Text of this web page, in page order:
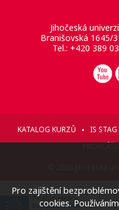
Jihočeská
Branišovská 1645/
Tel.: +420 389
KATALOG KURZŮ IS STAG
© 2026 Jihočeská
Pro zajištění
cookies.